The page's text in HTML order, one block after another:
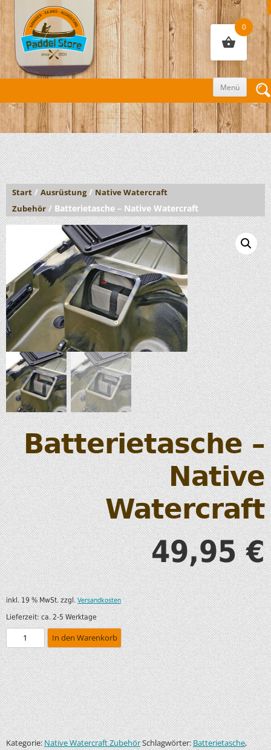
Menü
Zum
Inhalt
Start / Ausrüstung/ Native Watercraft
Zubehör / Batterietasche – Native Watercraft
Batterietasche –
Native
Watercraft
49,95€
inkl. 19 % MwSt. zzgl.Versandkosten
Lieferzeit:ca. 2-5 Werktage
In den Warenkorb
Kategorie:Native Watercraft ZubehörSchlagwörter:Batterietasche,
0